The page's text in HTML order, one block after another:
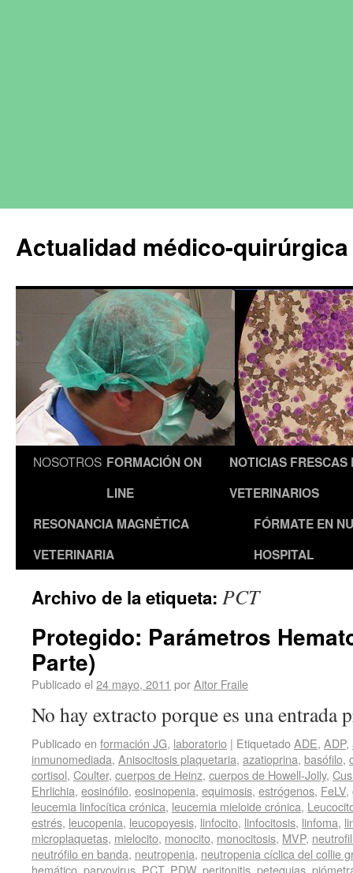
Actualidad médico-
NOSOTROS FORMACIÓN ON
LINE
NOTICIAS FRESCAS
VETERINARIOS
RESONANCIA MAGNÉTICA
VETERINARIA
FÓRMATE EN
HOSPITAL
Archivo de la etiqueta: PCT
Protegido: Parámetros
Parte)
Publicado el 24 mayo, 2011 porAitor Fraile
No hay extracto porque es una entrada
Publicado en formación JG, laboratorio | EtiquetadoADE, ADP,
inmunomediada, Anisocitosis plaquetaria, azatioprina, basófilo,
cortisol, Coulter, cuerpos de Heinz, cuerpos de Howell-Jolly,
Ehrlichia, eosinófilo, eosinopenia, equimosis, estrógenos, FeLV,
leucemia linfocítica crónica, leucemia mieloide crónica,
estrés, leucopenia, leucopoyesis, linfocito, linfocitosis, linfoma,
microplaquetas, mielocito, monocito, monocitosis, MVP,
neutrófilo en banda, neutropenia, neutropenia cíclica del collie
hemático, parvovirus, PCT, PDW, peritonitis, petequias,